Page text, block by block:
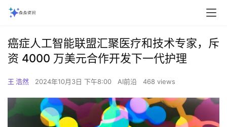
癌症人工智能联盟汇聚医疗和技术专家，斥
资 4000 万美元合作开发下一代护理
王 浩然 2024年10月3日 下午8:00 AI前沿 468 views